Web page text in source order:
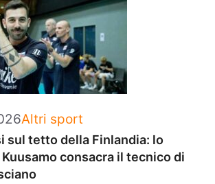
Categorie
Altri sport
sul tetto della Finlandia: lo
consacra il tecnico di